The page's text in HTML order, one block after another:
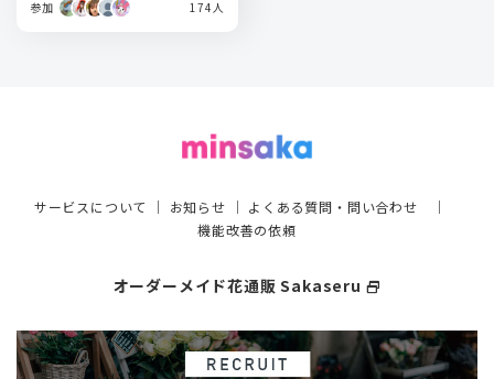
参加 174人
サービスについて ｜ お知らせ ｜ よくある質問・問い合わせ ｜
機能改善の依頼
オーダーメイド花通販 Sakaseru select_window